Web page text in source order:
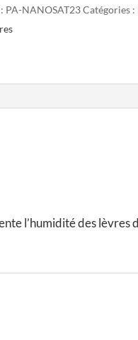
PA-NANOSAT23 Catégories :
l’humidité des lèvres